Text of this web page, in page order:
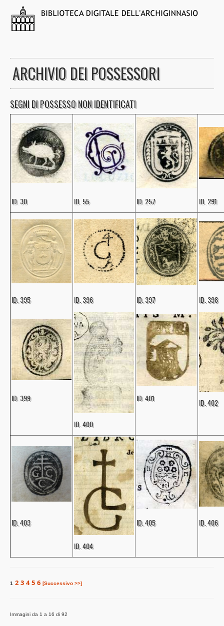
ARCHIVIO DEI POSSESSORI
SEGNI DI POSSESSO NON IDENTIFICATI
ID. 30 ID. 55 ID. 257 ID. 291
ID. 395 ID. 396 ID. 397 ID. 398
ID. 399
ID. 400
ID. 401 ID. 402
ID. 403
ID. 404
ID. 405 ID. 406
1 2 3 4 5 6 [Successivo >>]
Immagini da 1 a 16 di 92